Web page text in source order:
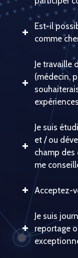
Est-il
comme
Je travaille
(médecin,
Je suis
et / ou
champ des
me
Acceptez-
Je suis
reportage